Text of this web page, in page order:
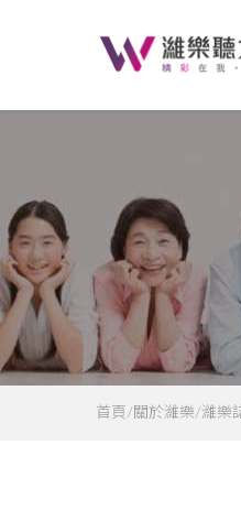
首頁 關於濰樂 濰樂